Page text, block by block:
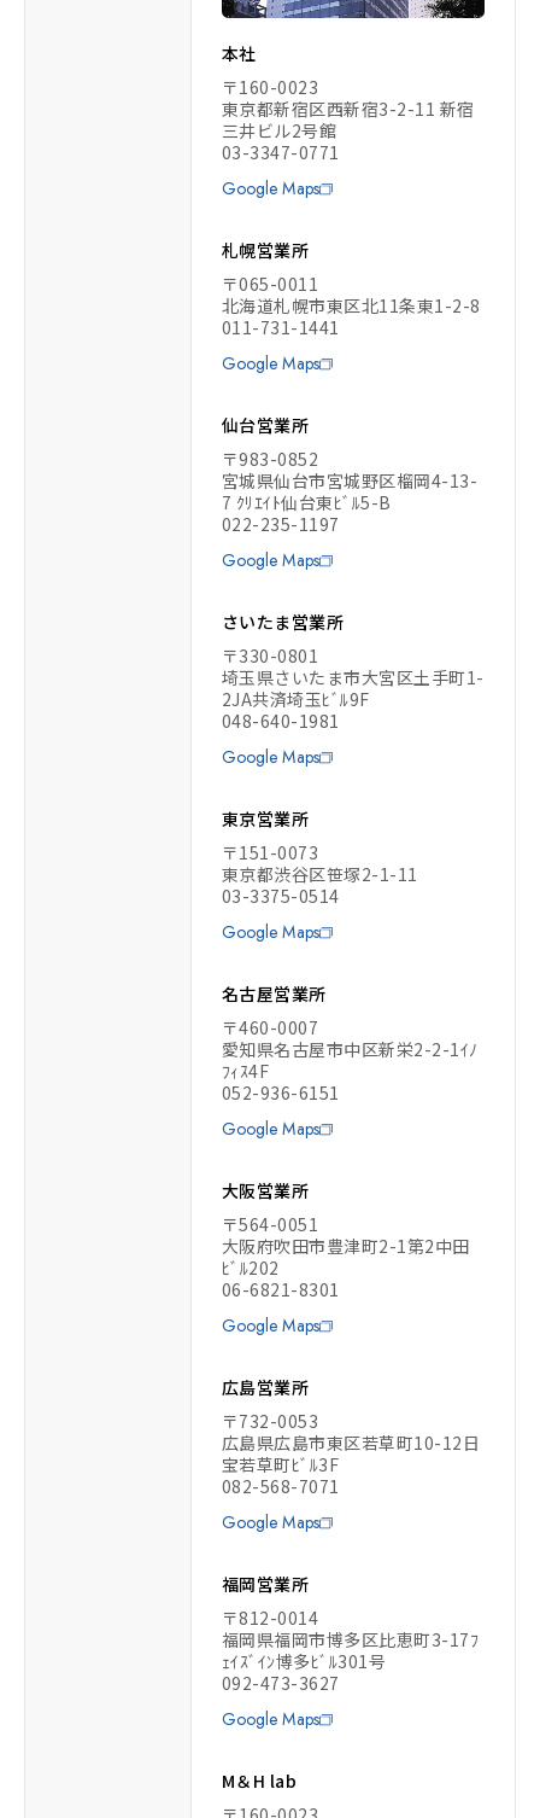
本社
〒160-0023
東京都新宿区西新宿3-2-11 新宿
三井ビル2号館
03-3347-0771
Google Maps
札幌営業所
〒065-0011
北海道札幌市東区北11条東1-2-8
011-731-1441
Google Maps
仙台営業所
〒983-0852
宮城県仙台市宮城野区榴岡4-13-
7 ｸﾘｴｲﾄ仙台東ﾋﾞﾙ5-B
022-235-1197
Google Maps
さいたま営業所
〒330-0801
埼玉県さいたま市大宮区土手町1-
2JA共済埼玉ﾋﾞﾙ9F
048-640-1981
Google Maps
東京営業所
〒151-0073
東京都渋谷区笹塚2-1-11
03-3375-0514
Google Maps
名古屋営業所
〒460-0007
愛知県名古屋市中区新栄2-2-1ｲﾉ
ﾌｨｽ4F
052-936-6151
Google Maps
大阪営業所
〒564-0051
大阪府吹田市豊津町2-1第2中田
ﾋﾞﾙ202
06-6821-8301
Google Maps
広島営業所
〒732-0053
広島県広島市東区若草町10-12日
宝若草町ﾋﾞﾙ3F
082-568-7071
Google Maps
福岡営業所
〒812-0014
福岡県福岡市博多区比恵町3-17ﾌ
ｪｲｽﾞｲﾝ博多ﾋﾞﾙ301号
092-473-3627
Google Maps
M＆H lab